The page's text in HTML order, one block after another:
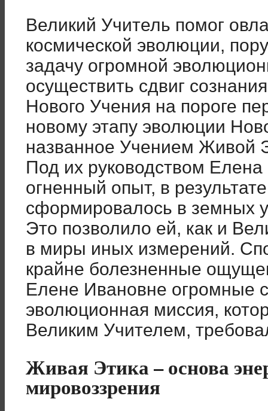
Великий Учитель помог
космической эволюции,
задачу огромной
осуществить сдвиг
Нового Учения на пороге
новому этапу эволюции
названное Учением Живой
Под их руководством
огненный опыт, в
сформировалось в земных
Это позволило ей, как и
в миры иных измерений.
крайне болезненные
Елене Ивановне огромные
эволюционная миссия,
Великим Учителем,
Живая Этика – основа
мировоззрения